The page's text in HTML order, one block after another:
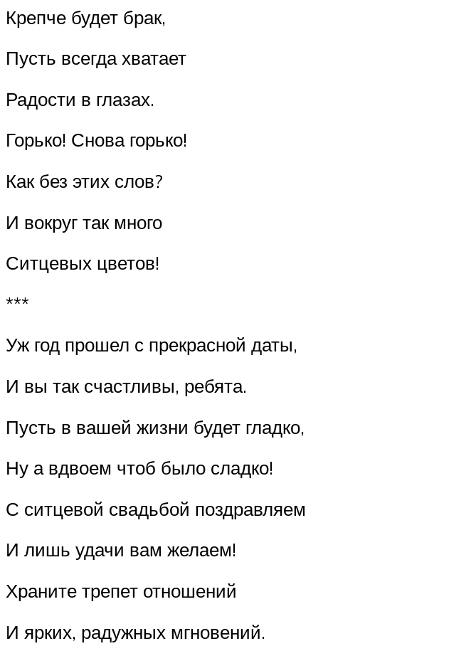
Крепче будет брак,
Пусть всегда хватает
Радости в глазах.
Горько! Снова горько!
Как без этих слов?
И вокруг так много
Ситцевых цветов!
***
Уж год прошел с прекрасной даты,
И вы так счастливы, ребята.
Пусть в вашей жизни будет гладко,
Ну а вдвоем чтоб было сладко!
С ситцевой свадьбой поздравляем
И лишь удачи вам желаем!
Храните трепет отношений
И ярких, радужных мгновений.